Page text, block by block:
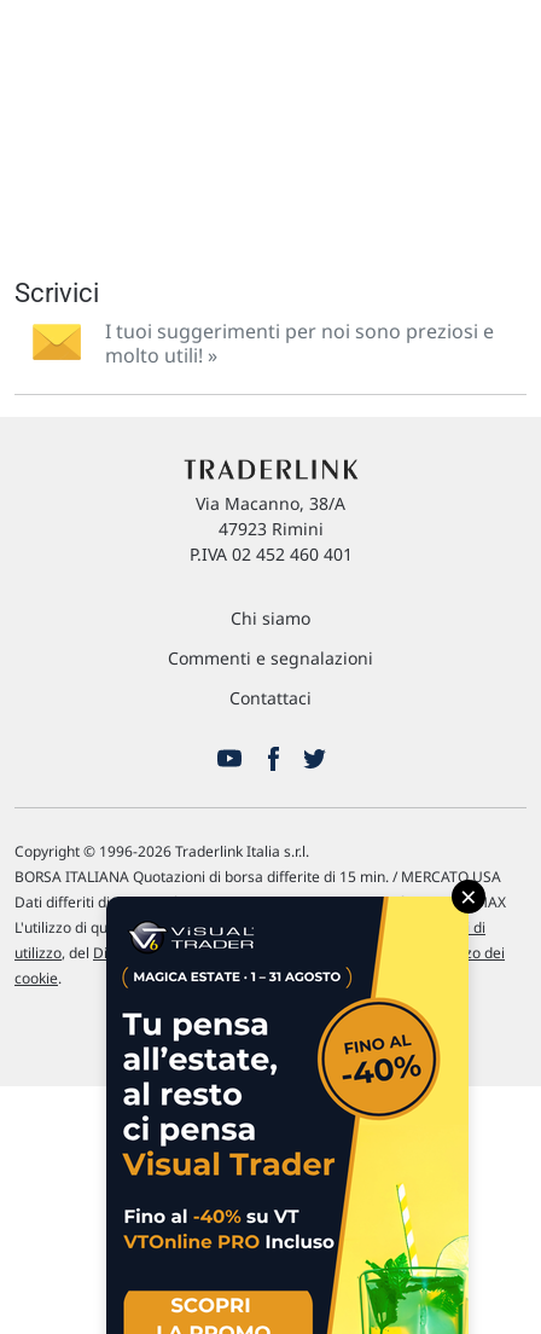
Scrivici
I tuoi suggerimenti per noi sono preziosi e
molto utili! »
Via Macanno, 38/A
47923 Rimini
P.IVA 02 452 460 401
Chi siamo
Commenti e segnalazioni
Contattaci
Copyright © 1996-2026 Traderlink Italia s.r.l.
BORSA ITALIANA Quotazioni di borsa differite di 15 min. / MERCATO USA
Dati differiti di 15 min. (fonte Intrinio) / FOREX Quotazioni fornite da LMAX
L'utilizzo di questo sito implica l'accettazione delle nostre
Condizioni di
utilizzo, del Disclaimer MAR, dellePolitiche sulla privacy
Utilizzo dei
cookie.
×